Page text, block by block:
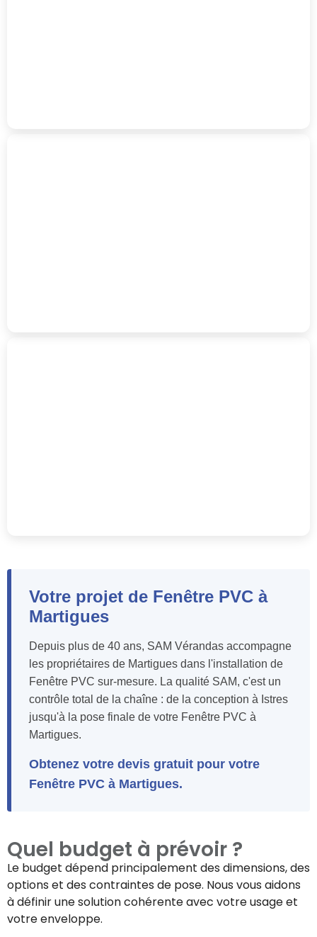
Votre projet de Fenêtre PVC à
Martigues
Depuis plus de 40 ans, SAM Vérandas accompagne
les propriétaires de Martigues dans l'installation de
Fenêtre PVC sur-mesure. La qualité SAM, c'est un
contrôle total de la chaîne : de la conception à Istres
jusqu'à la pose finale de votre Fenêtre PVC à
Martigues.
Obtenez votre devis gratuit pour votre
Fenêtre PVC à Martigues.
Quel budget à prévoir ?
Le budget dépend principalement des dimensions, des
options et des contraintes de pose. Nous vous aidons
à définir une solution cohérente avec votre usage et
votre enveloppe.